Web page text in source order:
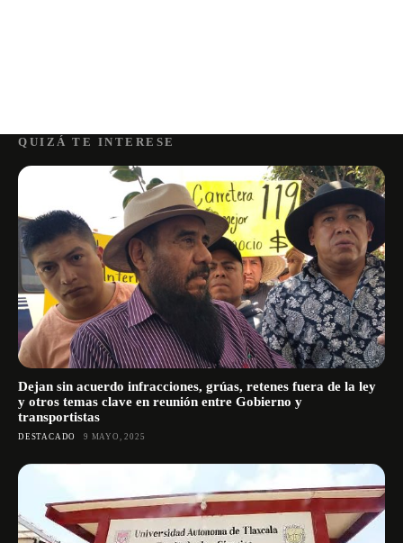
QUIZÁ TE INTERESE
Dejan sin acuerdo infracciones, grúas, retenes fuera de la ley
y otros temas clave en reunión entre Gobierno y
transportistas
DESTACADO 9 MAYO, 2025